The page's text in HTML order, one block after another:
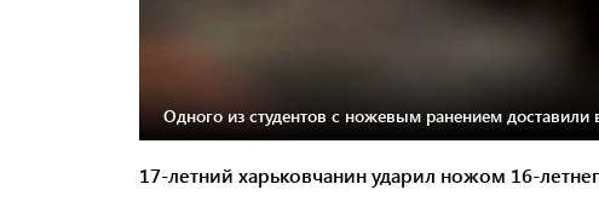
Одного из студентов с ножевым ранением доставили
17-летний харьковчанин ударил ножом 16-